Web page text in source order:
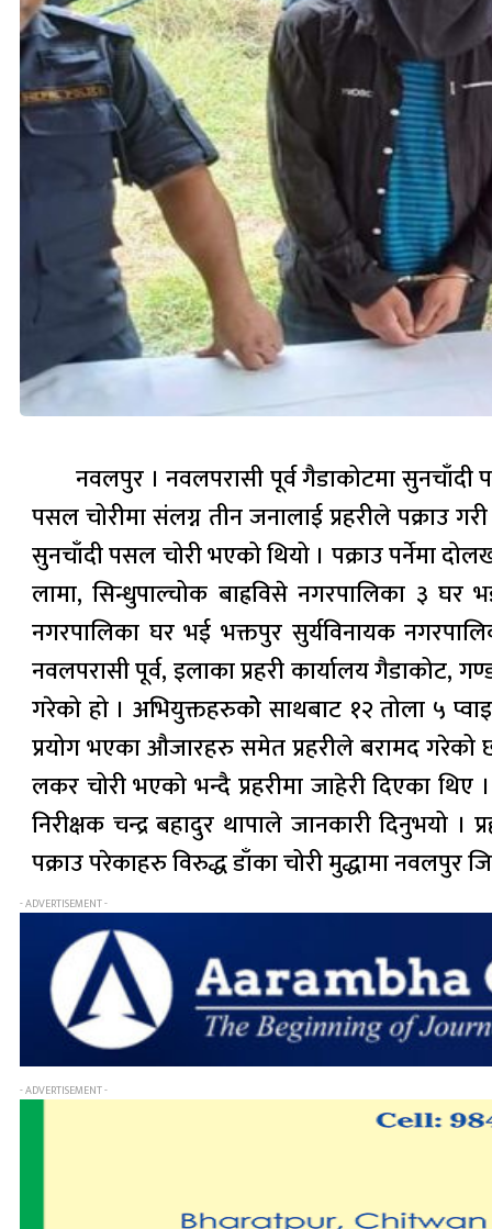
नवलपुर । नवलपरासी पूर्व गैडाकोटमा सुनचाँदी
पसल चोरीमा संलग्न तीन जनालाई प्रहरीले पक्राउ
सुनचाँदी पसल चोरी भएको थियो । पक्राउ पर्नेमा
लामा, सिन्धुपाल्चोक बाह्रविसे नगरपालिका ३
नगरपालिका घर भई भक्तपुर सुर्यविनायक
नवलपरासी पूर्व, इलाका प्रहरी कार्यालय गैडाकोट,
गरेको हो । अभियुक्तहरुकोे साथबाट १२ तोला ५
प्रयोग भएका औजारहरु समेत प्रहरीले बरामद
लकर चोरी भएको भन्दै प्रहरीमा जाहेरी दिएका
निरीक्षक चन्द्र बहादुर थापाले जानकारी दिनुभयो
पक्राउ परेकाहरु विरुद्ध डाँका चोरी मुद्धामा
- ADVERTISEMENT -
- ADVERTISEMENT -